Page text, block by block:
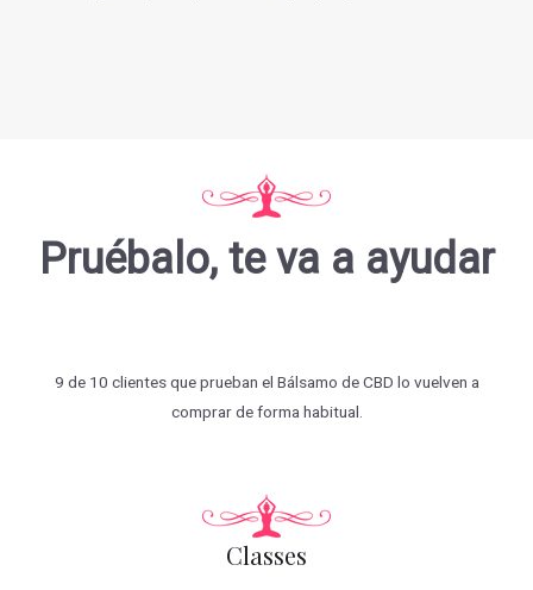
Pruébalo, te va a ayudar
9 de 10 clientes que prueban el Bálsamo de CBD lo vuelven a
comprar de forma habitual.
Classes